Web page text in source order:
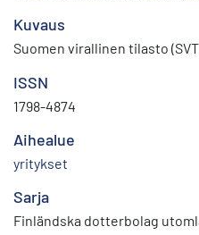
Kuvaus
Suomen virallinen tilasto
ISSN
1798-4874
Aihealue
yritykset
Sarja
Finländska dotterbolag